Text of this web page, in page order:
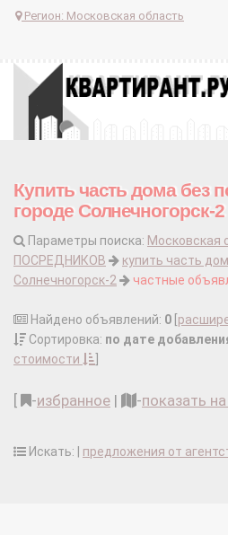
Регион: Московская область
Купить часть дома без
городе Солнечногорск-2
Параметры поиска: Московская
ПОСРЕДНИКОВ
купить часть
Солнечногорск-2
частные
Найдено объявлений: 0
Сортировка: по дате
стоимости
-избранное | -показать
Искать: | предложения от